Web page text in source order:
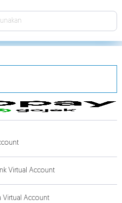
Virtual Account
Virtual Account